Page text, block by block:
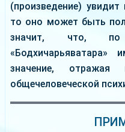
(произведение)
то оно может быть
значит, что, по
«Бодхичарьяватара»
значение, отражая
общечеловеческой